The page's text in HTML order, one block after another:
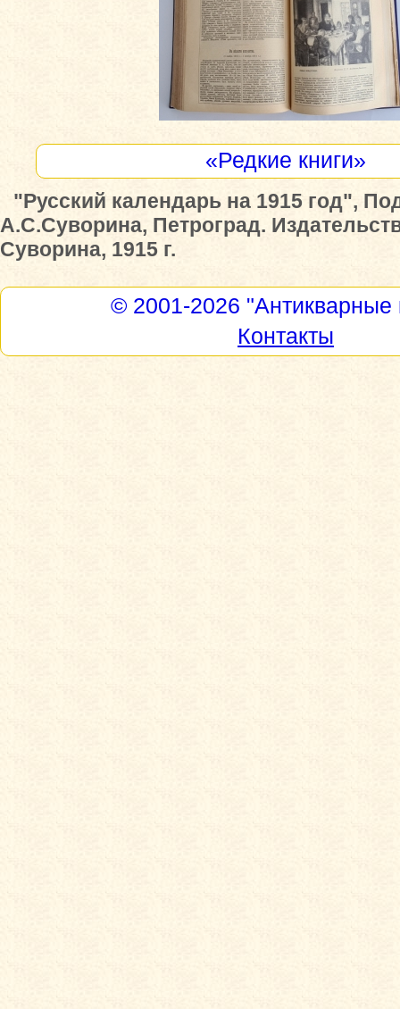
«Редкие книги»
"Русский календарь на 1915 год",
А.С.Суворина, Петроград.
Суворина, 1915 г.
© 2001-2026 "Антикварные
Контакты